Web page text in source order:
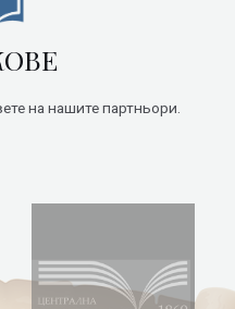
на нашите партньори.